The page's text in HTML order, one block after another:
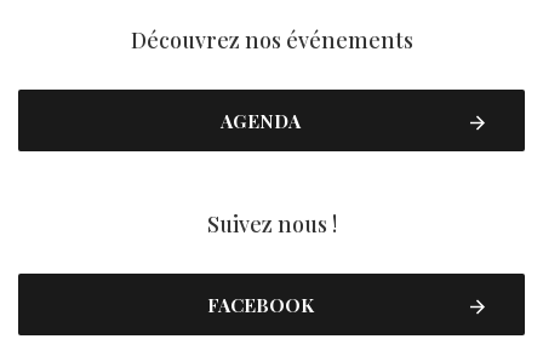
Découvrez nos événements
AGENDA
Suivez nous !
FACEBOOK